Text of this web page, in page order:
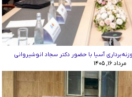
آسیا با حضور دکتر سجاد انوشیروانی
مرداد ۱۶, ۱۴۰۵